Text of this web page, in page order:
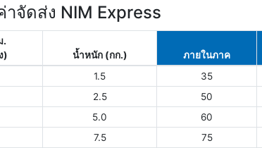
าจัดส่ง NIM Express
.
)
น้ำหนัก (กก.) ภายในภาค
1.5 35
2.5 50
5.0 60
7.5 75